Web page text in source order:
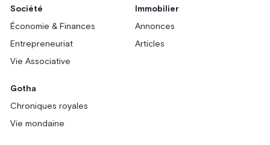
Société
Économie & Finances
Entrepreneuriat
Vie Associative
Immobilier
Annonces
Articles
Gotha
Chroniques royales
Vie mondaine